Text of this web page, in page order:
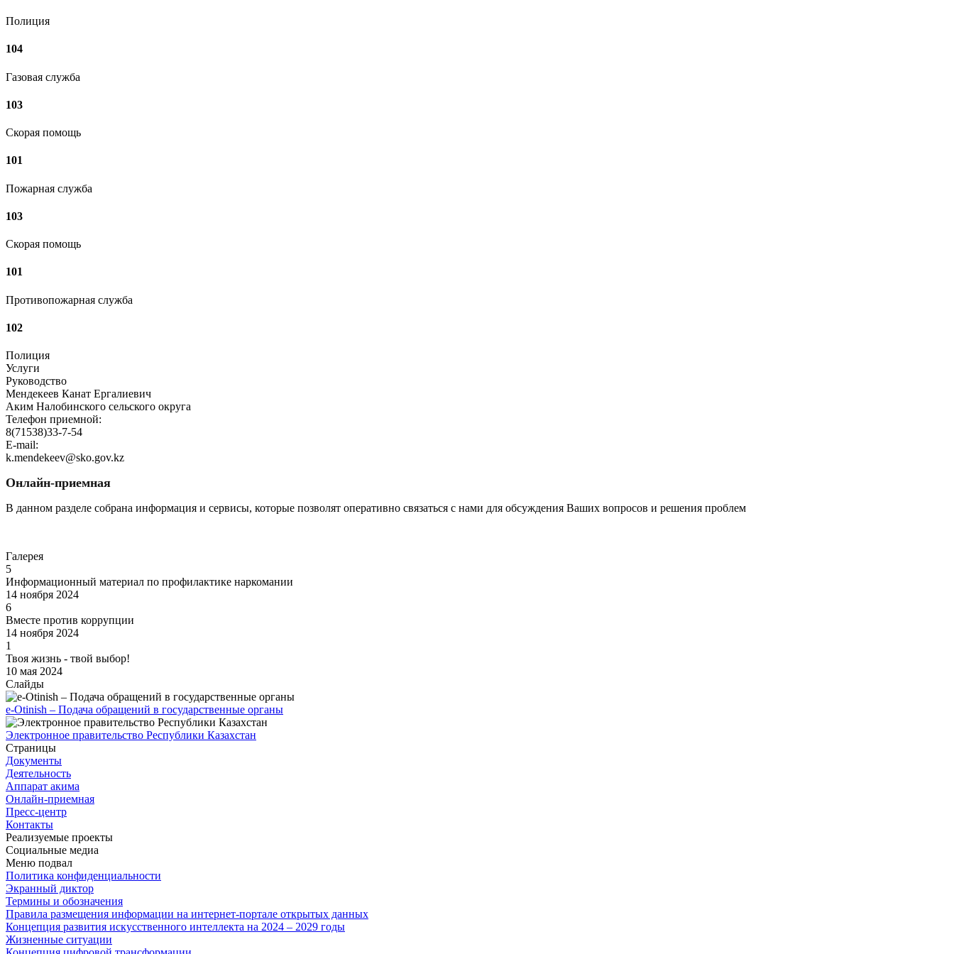
Полиция
104
Газовая служба
103
Скорая помощь
101
Пожарная служба
103
Скорая помощь
101
Противопожарная служба
102
Полиция
Услуги
Руководство
Мендекеев Канат Ергалиевич
Аким Налобинского сельского округа
Телефон приемной:
8(71538)33-7-54
E-mail:
k.mendekeev@sko.gov.kz
Онлайн-приемная
В данном разделе собрана информация и сервисы, которые позволят оперативно связаться с нами для обсуждения Ваших вопросов и решения проблем
Галерея
5
Информационный материал по профилактике наркомании
14 ноября 2024
6
Вместе против коррупции
14 ноября 2024
1
Твоя жизнь - твой выбор!
10 мая 2024
Слайды
e-Otinish – Подача обращений в государственные органы
Электронное правительство Республики Казахстан
Страницы
Документы
Деятельность
Аппарат акима
Онлайн-приемная
Пресс-центр
Контакты
Реализуемые проекты
Социальные медиа
Меню подвал
Политика конфиденциальности
Экранный диктор
Термины и обозначения
Правила размещения информации на интернет-портале открытых данных
Концепция развития искусственного интеллекта на 2024 – 2029 годы
Жизненные ситуации